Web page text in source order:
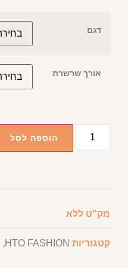
דגם
אורך שרשרת
הוספה לסל
מק"ט ללא
קטגוריות HTO FASHION
,